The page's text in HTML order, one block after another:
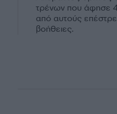
τρένων που άφησε
από αυτούς
βοήθειες.